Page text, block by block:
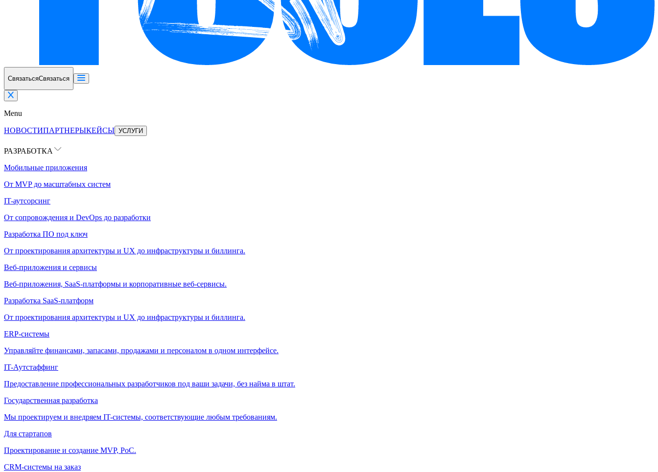
СвязатьсяСвязаться
Menu
НОВОСТИПАРТНЕРЫКЕЙСЫ УСЛУГИ
РАЗРАБОТКА
Мобильные приложения
От MVP до масштабных систем
IT-аутсорсинг
От сопровождения и DevOps до разработки
Разработка ПО под ключ
От проектирования архитектуры и UX до инфраструктуры и биллинга.
Веб-приложения и сервисы
Веб-приложения, SaaS-платформы и корпоративные веб-сервисы.
Разработка SaaS-платформ
От проектирования архитектуры и UX до инфраструктуры и биллинга.
ERP-системы
Управляйте финансами, запасами, продажами и персоналом в одном интерфейсе.
IT-Аутстаффинг
Предоставление профессиональных разработчиков под ваши задачи, без найма в штат.
Государственная разработка
Мы проектируем и внедряем IT-системы, соответствующие любым требованиям.
Для стартапов
Проектирование и создание MVP, PoC.
CRM-системы на заказ